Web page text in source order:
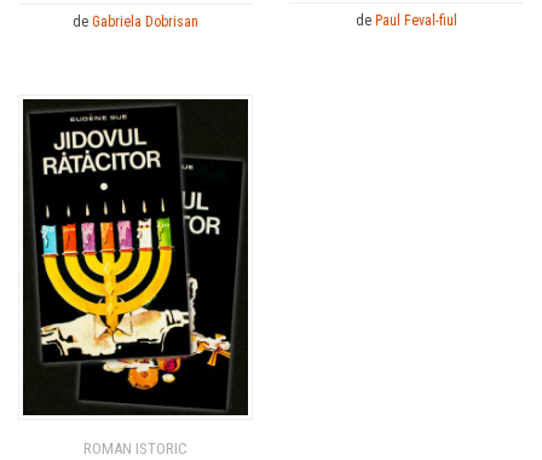
de Gabriela Dobrisan de Paul Feval-fiul
ROMAN ISTORIC